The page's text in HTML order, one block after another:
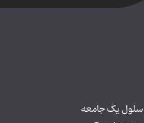
سلول یک جامعه